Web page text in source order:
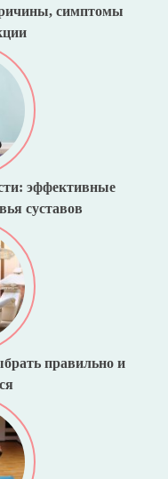
симптомы
эффективные
суставов
правильно и